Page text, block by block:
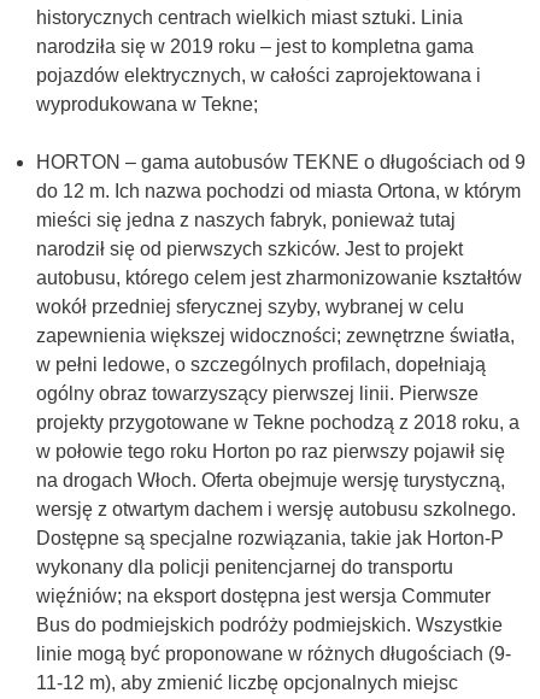
historycznych centrach wielkich miast sztuki. Linia
narodziła się w 2019 roku – jest to kompletna gama
pojazdów elektrycznych, w całości zaprojektowana i
wyprodukowana w Tekne;
HORTON – gama autobusów TEKNE o długościach od 9
do 12 m. Ich nazwa pochodzi od miasta Ortona, w którym
mieści się jedna z naszych fabryk, ponieważ tutaj
narodził się od pierwszych szkiców. Jest to projekt
autobusu, którego celem jest zharmonizowanie kształtów
wokół przedniej sferycznej szyby, wybranej w celu
zapewnienia większej widoczności; zewnętrzne światła,
w pełni ledowe, o szczególnych profilach, dopełniają
ogólny obraz towarzyszący pierwszej linii. Pierwsze
projekty przygotowane w Tekne pochodzą z 2018 roku, a
w połowie tego roku Horton po raz pierwszy pojawił się
na drogach Włoch. Oferta obejmuje wersję turystyczną,
wersję z otwartym dachem i wersję autobusu szkolnego.
Dostępne są specjalne rozwiązania, takie jak Horton-P
wykonany dla policji penitencjarnej do transportu
więźniów; na eksport dostępna jest wersja Commuter
Bus do podmiejskich podróży podmiejskich. Wszystkie
linie mogą być proponowane w różnych długościach (9-
11-12 m), aby zmienić liczbę opcjonalnych miejsc